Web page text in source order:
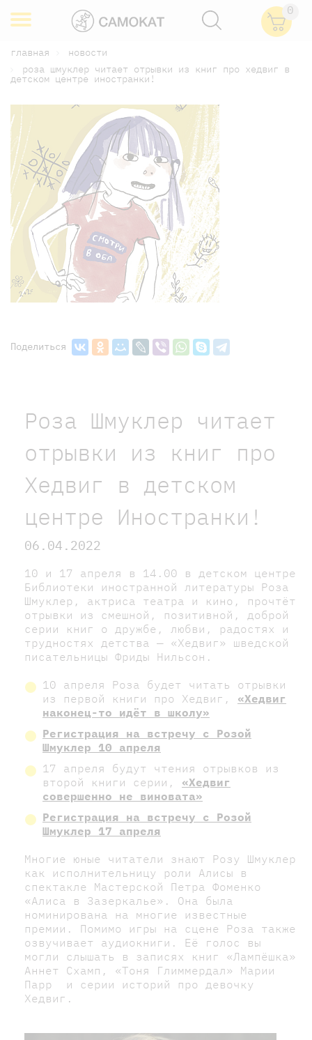
0
главная
новости
роза шмуклер читает отрывки из книг про хедвиг в
детском центре иностранки!
Поделиться
Роза Шмуклер читает
отрывки из книг про
Хедвиг в детском
центре Иностранки!
06.04.2022
10 и 17 апреля в 14.00 в детском центре
Библиотеки иностранной литературы Роза
Шмуклер, актриса театра и кино, прочтёт
отрывки из смешной, позитивной, доброй
серии книг о дружбе, любви, радостях и
трудностях детства — «Хедвиг» шведской
писательницы Фриды Нильсон.
10 апреля Роза будет читать отрывки
из первой книги про Хедвиг, «Хедвиг
наконец-то идёт в школу»
Регистрация на встречу с Розой
Шмуклер 10 апреля
17 апреля будут чтения отрывков из
второй книги серии, «Хедвиг
совершенно не виновата»
Регистрация на встречу с Розой
Шмуклер 17 апреля
Многие юные читатели знают Розу Шмуклер
как исполнительницу роли Алисы в
спектакле Мастерской Петра Фоменко
«Алиса в Зазеркалье». Она была
номинирована на многие известные
премии. Помимо игры на сцене Роза также
озвучивает аудиокниги. Её голос вы
могли слышать в записях книг «Лампёшка»
Аннет Схамп, «Тоня Глиммердал» Марии
Парр и серии историй про девочку
Хедвиг.